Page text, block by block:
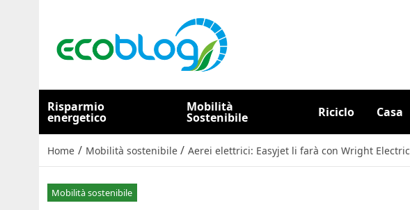
Risparmio
energetico
Mobilità
Sostenibile Riciclo Casa
Home / Mobilità sostenibile / Aerei elettrici: Easyjet li farà con Wright Electric
Mobilità sostenibile